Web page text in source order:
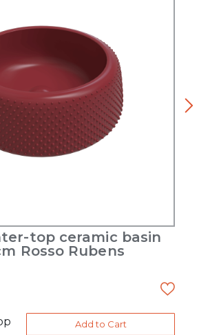
top ceramic basin
Rosso Rubens
Add to Cart